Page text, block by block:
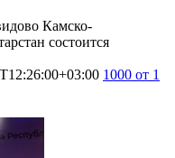
Камско-
состоится
1000 от 1